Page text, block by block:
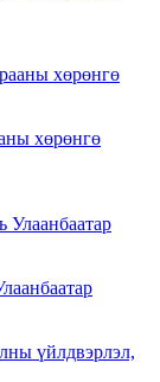
xөрөнгө